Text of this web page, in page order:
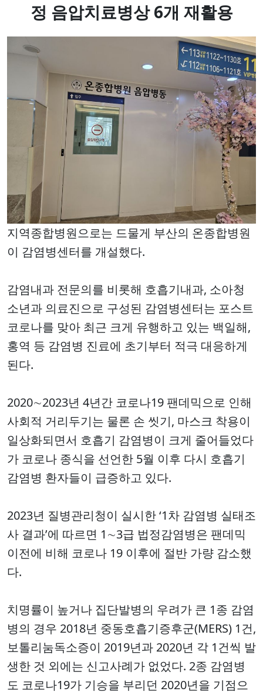
정 음압치료병상 6개 재활용
지역종합병원으로는 드물게 부산의 온종합병원
이 감염병센터를 개설했다.
감염내과 전문의를 비롯해 호흡기내과, 소아청
소년과 의료진으로 구성된 감염병센터는 포스트
코로나를 맞아 최근 크게 유행하고 있는 백일해,
홍역 등 감염병 진료에 초기부터 적극 대응하게
된다.
2020∼2023년 4년간 코로나19 팬데믹으로 인해
사회적 거리두기는 물론 손 씻기, 마스크 착용이
일상화되면서 호흡기 감염병이 크게 줄어들었다
가 코로나 종식을 선언한 5월 이후 다시 호흡기
감염병 환자들이 급증하고 있다.
2023년 질병관리청이 실시한 ‘1차 감염병 실태조
사 결과’에 따르면 1∼3급 법정감염병은 팬데믹
이전에 비해 코로나 19 이후에 절반 가량 감소했
다.
치명률이 높거나 집단발병의 우려가 큰 1종 감염
병의 경우 2018년 중동호흡기증후군(MERS) 1건,
보톨리눔독소증이 2019년과 2020년 각 1건씩 발
생한 것 외에는 신고사례가 없었다. 2종 감염병
도 코로나19가 기승을 부리던 2020년을 기점으